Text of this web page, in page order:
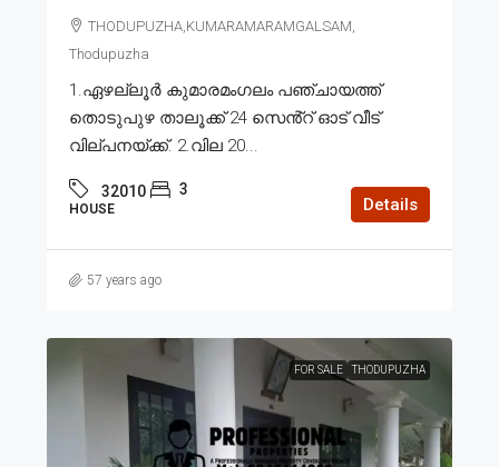
THODUPUZHA,KUMARAMARAMGALSAM,
Thodupuzha
1.ഏഴല്ലൂർ കുമാരമംഗലം പഞ്ചായത്ത്
തൊടുപുഴ താലൂക്ക് 24 സെൻ്റ് ഓട് വീട്
വില്പനയ്ക്ക്. 2.വില 20...
32010 3
HOUSE Details
57 years ago
FOR SALE THODUPUZHA